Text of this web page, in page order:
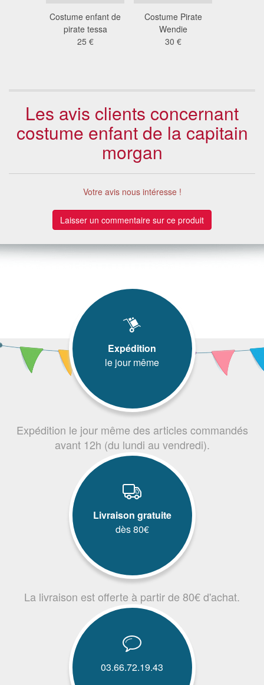
Costume enfant de
pirate tessa
25 €
Costume Pirate
Wendie
30 €
Les avis clients concernant
costume enfant de la capitain
morgan
Votre avis nous intéresse !
Laisser un commentaire sur ce produit
Expédition
le jour même
Expédition le jour même des articles commandés
avant 12h (du lundi au vendredi).
Livraison gratuite
dès 80€
La livraison est offerte à partir de 80€ d'achat.
03.66.72.19.43